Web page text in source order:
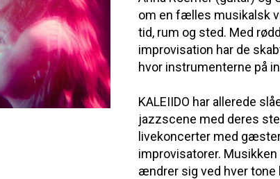
om en fælles musikalsk
tid, rum og sted. Med
improvisation har de
hvor instrumenterne på
KALEIIDO har allerede
jazzscene med deres
livekoncerter med
improvisatorer.
ændrer sig ved hver tone